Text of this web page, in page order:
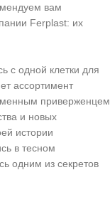
вам
Ferplast: их
с одной клетки для
ассортимент
приверженцем
и новых
истории
в тесном
одним из секретов